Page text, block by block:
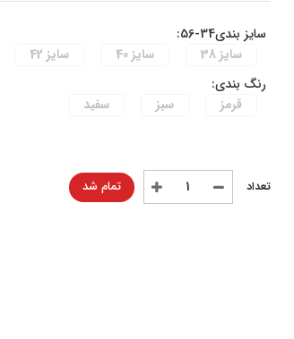
سایز بندی34-56:
سایز 38
سایز 40 سایز 42
رنگ بندی:
قرمز
سبز سفید
تمام شد